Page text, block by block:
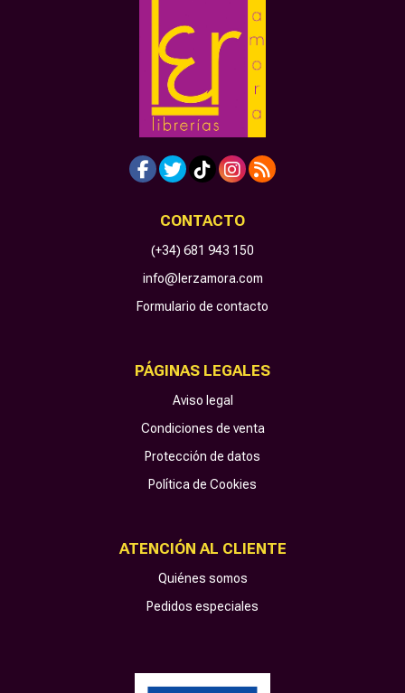
CONTACTO
(+34) 681 943 150
info@lerzamora.com
Formulario de contacto
PÁGINAS LEGALES
Aviso legal
Condiciones de venta
Protección de datos
Política de Cookies
ATENCIÓN AL CLIENTE
Quiénes somos
Pedidos especiales